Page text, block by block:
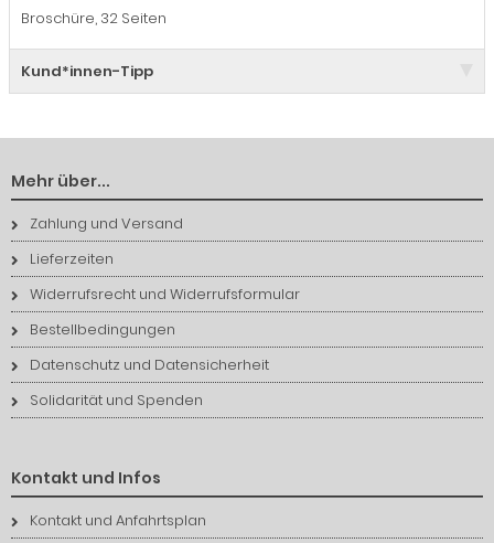
Broschüre, 32 Seiten
Kund*innen-Tipp
Mehr über...
Zahlung und Versand
Lieferzeiten
Widerrufsrecht und Widerrufsformular
Bestellbedingungen
Datenschutz und Datensicherheit
Solidarität und Spenden
Kontakt und Infos
Kontakt und Anfahrtsplan